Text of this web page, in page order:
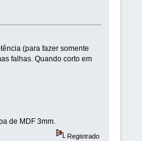
(para fazer somente
falhas. Quando corto em
de MDF 3mm.
Registrado